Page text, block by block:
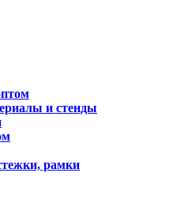
и стенды
рамки